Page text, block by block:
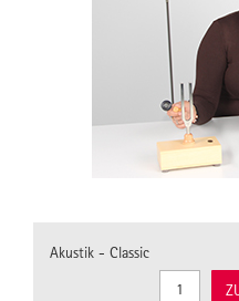
Akustik - Classic